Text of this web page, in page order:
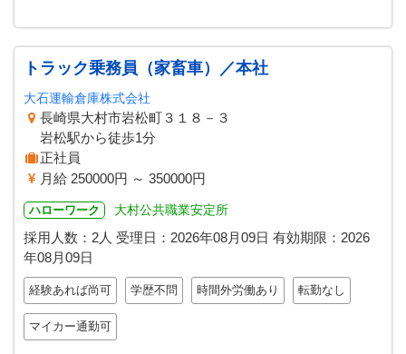
トラック乗務員（家畜車）／本社
大石運輸倉庫株式会社
長崎県大村市岩松町３１８－３
岩松駅から徒歩1分
正社員
月給 250000円 ～ 350000円
ハローワーク 大村公共職業安定所
採用人数：2人 受理日： 2026年08月09日 有効期限： 2026
年08月09日
経験あれば尚可 学歴不問 時間外労働あり 転勤なし
マイカー通勤可